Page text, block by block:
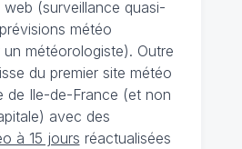
(surveillance quasi-
météo
météorologiste). Outre
du premier site météo
de Ile-de-France (et non
avec des
à 15 jours réactualisées